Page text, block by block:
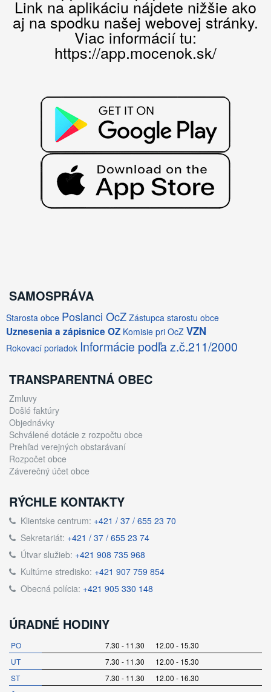
Link na aplikáciu nájdete nižšie ako
aj na spodku našej webovej stránky.
Viac informácií tu:
https://app.mocenok.sk/
SAMOSPRÁVA
Starosta obce Poslanci OcZ Zástupca starostu obce
Uznesenia a zápisnice OZ Komisie pri OcZ VZN
Rokovací poriadok Informácie podľa z.č.211/2000
TRANSPARENTNÁ OBEC
Zmluvy
Došlé faktúry
Objednávky
Schválené dotácie z rozpočtu obce
Prehľad verejných obstarávaní
Rozpočet obce
Záverečný účet obce
RÝCHLE KONTAKTY
Klientske centrum: +421 / 37 / 655 23 70
Sekretariát: +421 / 37 / 655 23 74
Útvar služieb: +421 908 735 968
Kultúrne stredisko: +421 907 759 854
Obecná polícia: +421 905 330 148
ÚRADNÉ HODINY
PO
7.30 - 11.30 12.00 - 15.30
UT
7.30 - 11.30 12.00 - 15.30
ST
7.30 - 11.30 12.00 - 16.30